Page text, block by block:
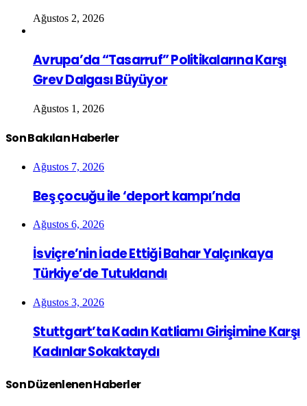
Ağustos 2, 2026
Avrupa’da “Tasarruf” Politikalarına Karşı
Grev Dalgası Büyüyor
Ağustos 1, 2026
Son Bakılan Haberler
Ağustos 7, 2026
Beş çocuğu ile ‘deport kampı’nda
Ağustos 6, 2026
İsviçre’nin İade Ettiği Bahar Yalçınkaya
Türkiye’de Tutuklandı
Ağustos 3, 2026
Stuttgart’ta Kadın Katliamı Girişimine Karşı
Kadınlar Sokaktaydı
Son Düzenlenen Haberler